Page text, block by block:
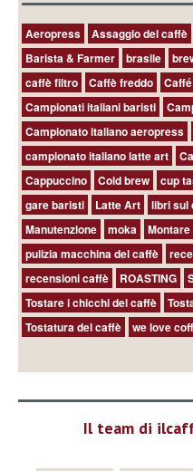
Aeropress Assaggio del caffè
Barista & Farmer
brasile
caffè filtro
Caffè freddo
Campionati italiani baristi
Campionato italiano aeropress
campionato italiano latte art
Cappuccino
Cold brew cup
gare baristi
Latte Art libri sul
Manutenzione
moka
pulizia macchina del caffè
recensioni caffè
ROASTING
Tostare i chicchi del caffè
Tostatura del caffè
we love
Il team di